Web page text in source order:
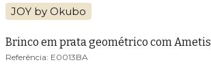
JOY by Okubo
Brinco em prata geométrico com
E0013BA